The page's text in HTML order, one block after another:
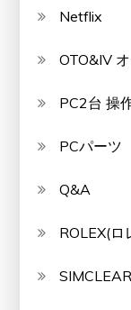
Netflix
OTO&IV
PC2台 操
PCパーツ
Q&A
ROLEX(ロ